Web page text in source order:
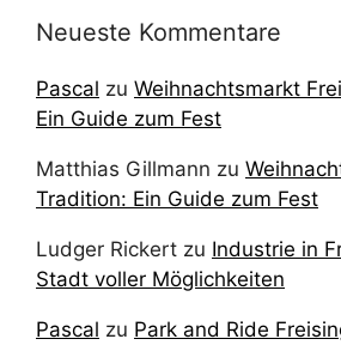
Neueste Kommentare
Pascal zu Weihnachtsmarkt
Ein Guide zum Fest
Matthias Gillmann zu
Tradition: Ein Guide zum Fest
Ludger Rickert zu Industrie in
Stadt voller Möglichkeiten
Pascal zu Park and Ride